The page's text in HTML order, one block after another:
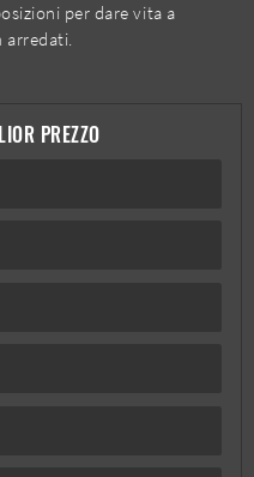
PREZZO
per dare vita a
arredati.